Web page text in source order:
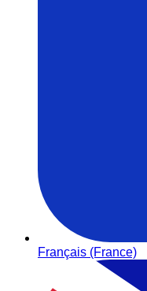
Français (France)